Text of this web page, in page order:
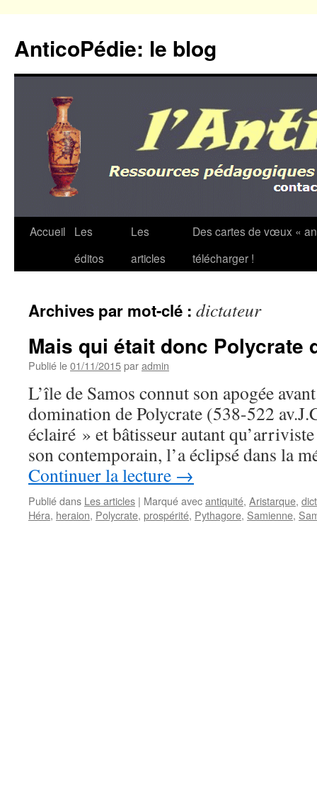
contenu
AnticoPédie: le blog
Accueil
Les
éditos
Les
articles
Des cartes de vœux «
télécharger !
Archives par mot-clé : dictateur
Mais qui était donc Polycrate
Publié le01/11/2015paradmin
L’île de Samos connut son apogée
domination de Polycrate (538-522
éclairé » et bâtisseur autant
son contemporain, l’a éclipsé dans la
Continuer la lecture →
Publié dans Les articles | Marqué avecantiquité, Aristarque,
Héra, heraion, Polycrate, prospérité, Pythagore, Samienne,